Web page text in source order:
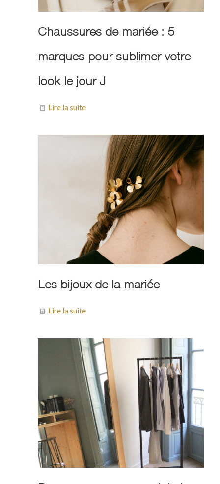
Chaussures de mariée : 5
marques pour sublimer votre
look le jour J
Lire la suite
Les bijoux de la mariée
Lire la suite